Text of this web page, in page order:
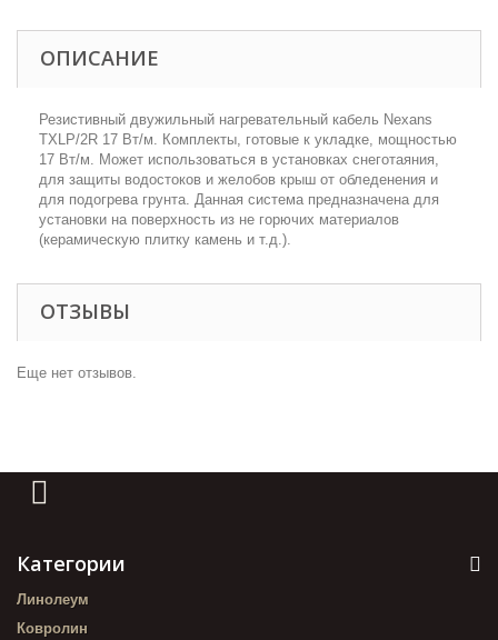
ОПИСАНИЕ
Резистивный двужильный нагревательный кабель Nexans
TXLP/2R 17 Вт/м. Комплекты, готовые к укладке, мощностью
17 Вт/м. Может использоваться в установках снеготаяния,
для защиты водостоков и желобов крыш от обледенения и
для подогрева грунта. Данная система предназначена для
установки на поверхность из не горючих материалов
(керамическую плитку камень и т.д.).
ОТЗЫВЫ
Еще нет отзывов.
Категории
Линолеум
Ковролин